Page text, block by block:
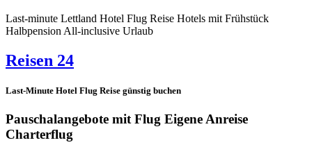
Last-minute Lettland Hotel Flug Reise Hotels mit Frühstück
Halbpension All-inclusive Urlaub
Reisen 24
Last-Minute Hotel Flug Reise günstig buchen
Pauschalangebote mit Flug Eigene Anreise
Charterflug